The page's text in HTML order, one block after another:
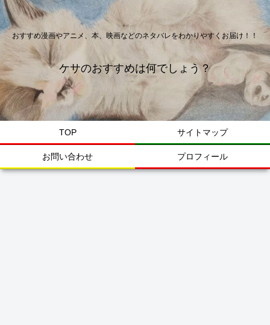
おすすめ漫画やアニメ、本、映画などのネタバレをわかりやすくお届け！！
ケサのおすすめは何でしょう？
TOP サイトマップ
お問い合わせ プロフィール